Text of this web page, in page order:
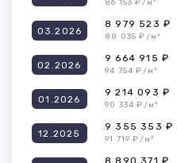
86 153 ₽/м²
03.2026
8 979 523 ₽
88 035 ₽/м²
02.2026
9 664 915 ₽
94 754 ₽/м²
01.2026
9 214 093 ₽
90 334 ₽/м²
12.2025
9 355 353 ₽
91 719 ₽/м²
8 890 371 ₽